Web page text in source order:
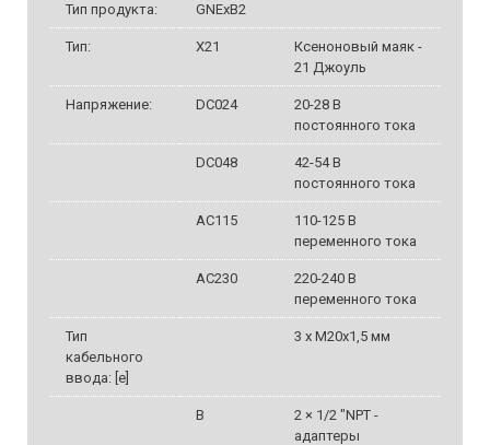
Тип продукта: GNExB2
Тип: X21
Ксеноновый маяк -
21 Джоуль
Напряжение: DC024
20-28 В
постоянного тока
DC048
42-54 В
постоянного тока
AC115
110-125 В
переменного тока
AC230
220-240 В
переменного тока
Тип
кабельного
ввода: [e]
3 x M20x1,5 мм
B
2 × 1/2 "NPT -
адаптеры